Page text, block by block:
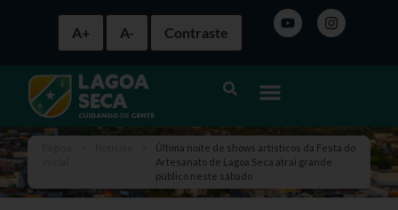
A+ A- Contraste
Última noite de shows artísticos da Festa do
Artesanato de Lagoa Seca atrai grande
público neste sábado